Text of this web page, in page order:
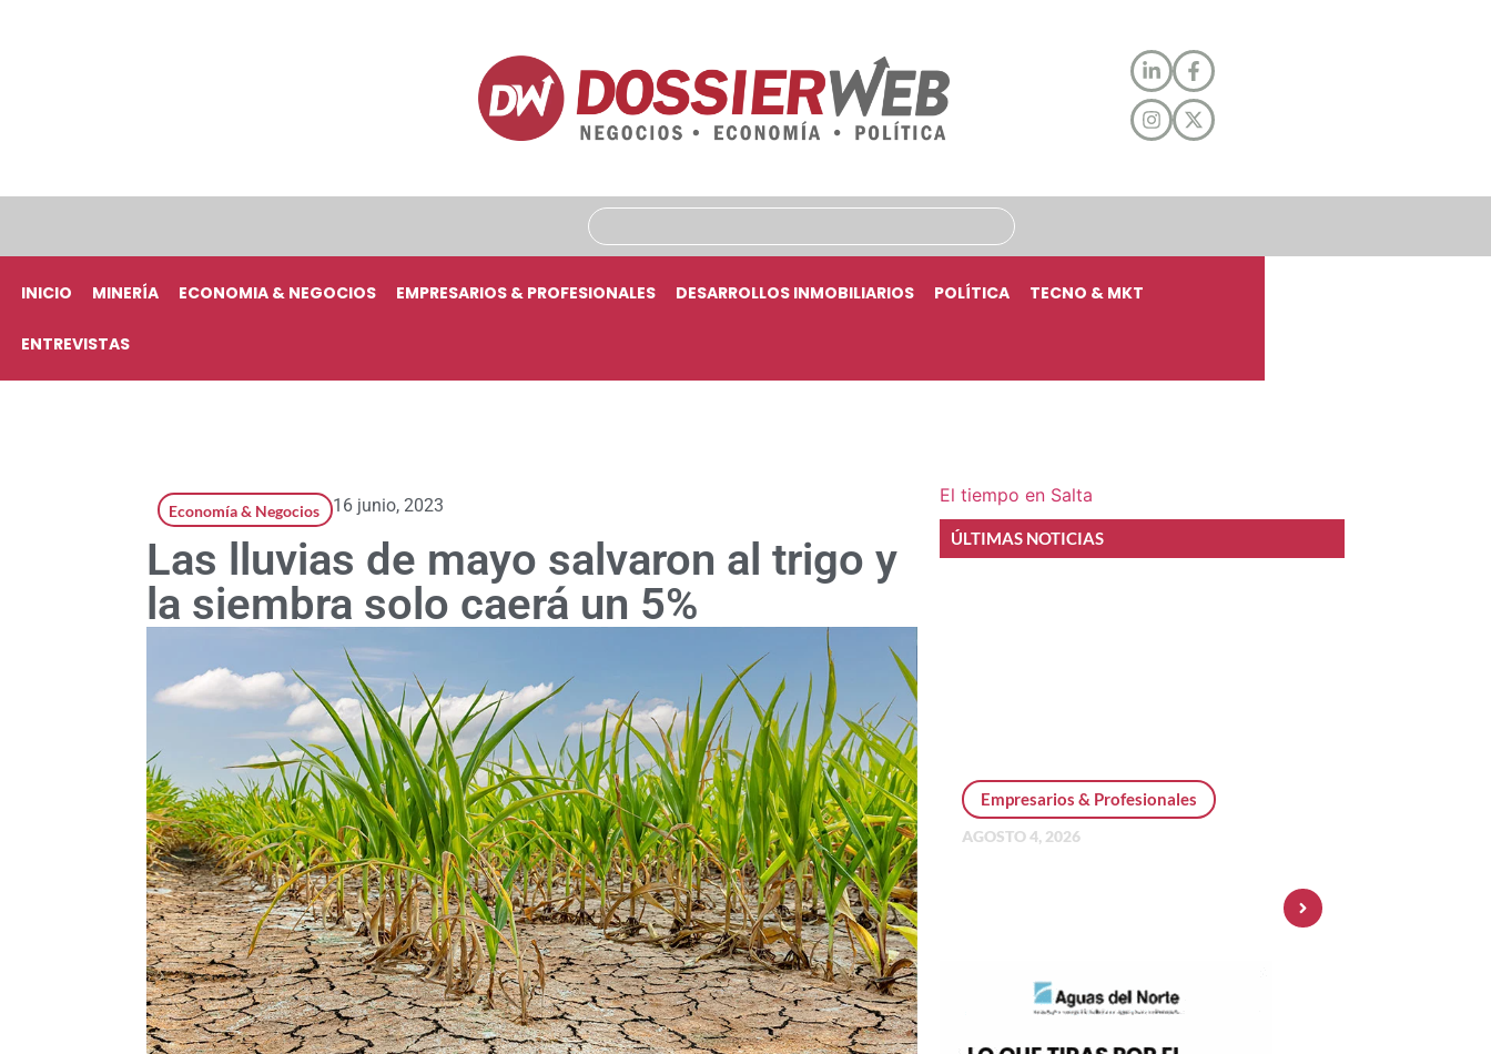
INICIO MINERÍA ECONOMIA & NEGOCIOS EMPRESARIOS & PROFESIONALES DESARROLLOS INMOBILIARIOS POLÍTICA TECNO & MKT
ENTREVISTAS
Economía & Negocios 16 junio, 2023
Las lluvias de mayo salvaron al trigo y
la siembra solo caerá un 5%
El tiempo en Salta
ÚLTIMAS NOTICIAS
Empresarios & Profesionales
AGOSTO 4, 2026